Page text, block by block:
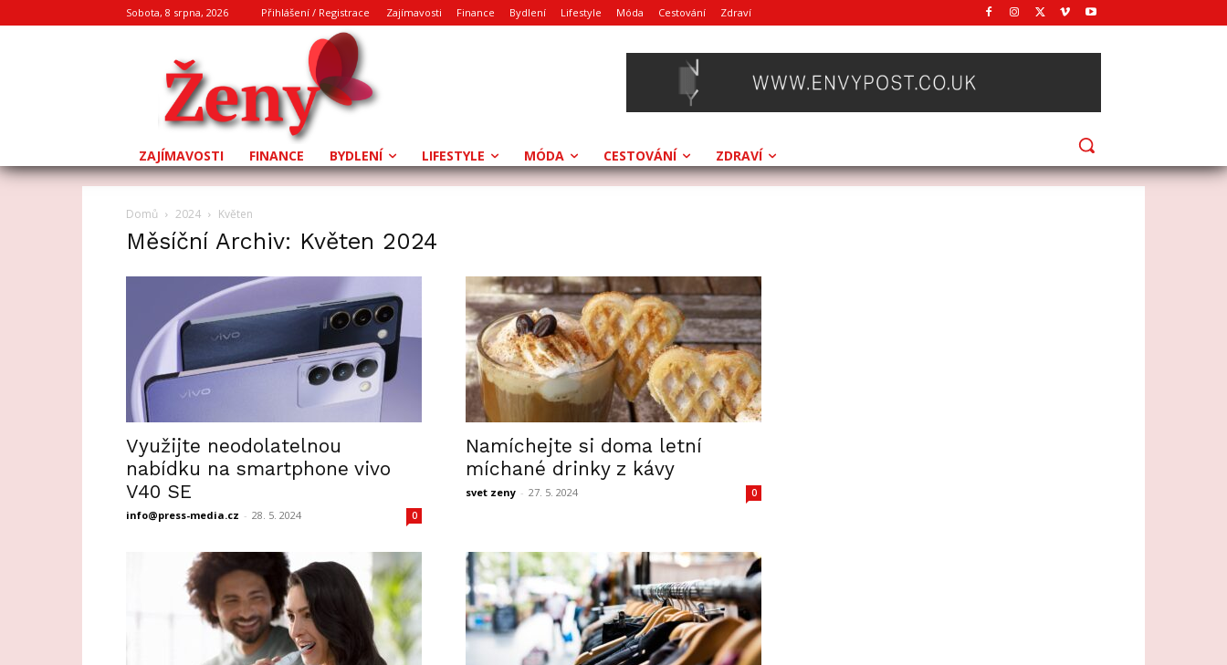
Sobota, 8 srpna, 2026 Přihlášení / Registrace Zajímavosti Finance Bydlení Lifestyle Móda Cestování Zdraví
ZAJÍMAVOSTI FINANCE BYDLENÍ LIFESTYLE MÓDA CESTOVÁNÍ ZDRAVÍ
Domů 2024 Květen
Měsíční Archiv: Květen 2024
Využijte neodolatelnou
nabídku na smartphone vivo
V40 SE
info@press-media.cz - 28. 5. 2024 0
Namíchejte si doma letní
míchané drinky z kávy
svet zeny - 27. 5. 2024 0